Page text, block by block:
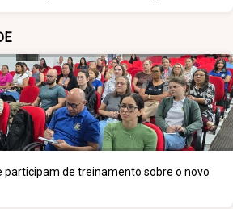
participam de treinamento sobre o novo